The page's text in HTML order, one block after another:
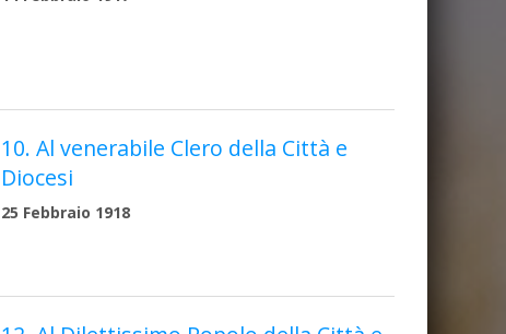
10. Al venerabile Clero della Città e
Diocesi
25 Febbraio 1918